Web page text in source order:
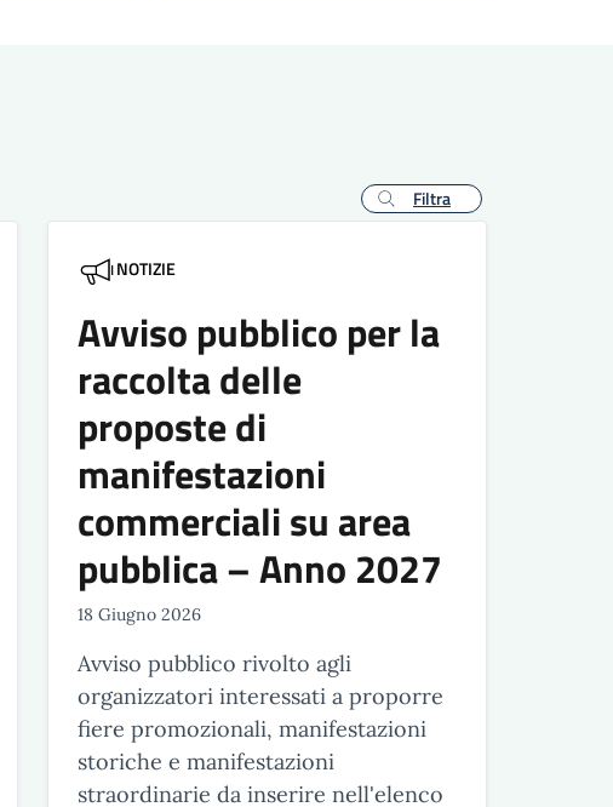
Filtra
NOTIZIE
Avviso pubblico per la
raccolta delle
proposte di
manifestazioni
commerciali su area
pubblica – Anno 2027
18 Giugno 2026
Avviso pubblico rivolto agli
organizzatori interessati a proporre
fiere promozionali, manifestazioni
storiche e manifestazioni
straordinarie da inserire nell'elenco